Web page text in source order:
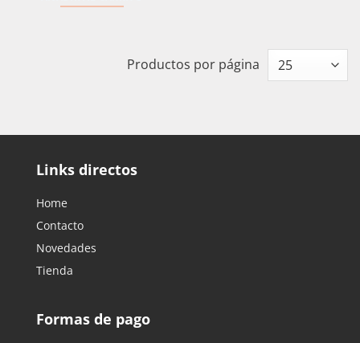
Productos por página
Links directos
Home
Contacto
Novedades
Tienda
Formas de pago